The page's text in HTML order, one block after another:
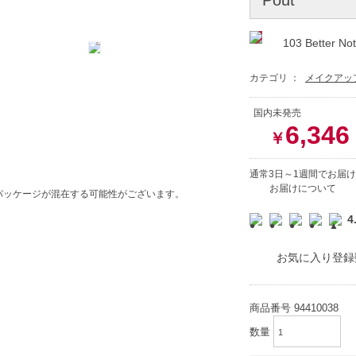
ケージが混在する可能性がございます。
103 Better
カテゴリ ： メイクアッ
国内未発売
￥6,346
通常3日～1週間でお届け
お届けについて
お気に入り登
商品番号 94410038
数量